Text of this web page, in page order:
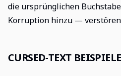
die ursprünglichen
Korruption hinzu —
CURSED-TEXT BEISPIELE